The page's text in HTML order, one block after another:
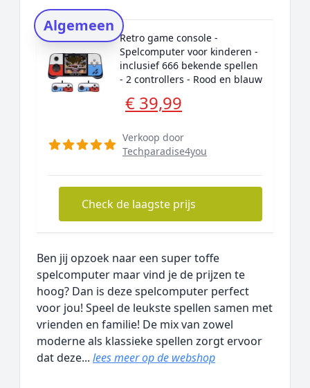
Alternatieven
Prijsniveaus
Algemeen
Retro game console -
Spelcomputer voor kinderen -
inclusief 666 bekende spellen
- 2 controllers - Rood en blauw
€ 39,99
Verkoop door
Techparadise4you
Check de laagste prijs
Ben jij opzoek naar een super toffe
spelcomputer maar vind je de prijzen te
hoog? Dan is deze spelcomputer perfect
voor jou! Speel de leukste spellen samen met
vrienden en familie! De mix van zowel
moderne als klassieke spellen zorgt ervoor
dat deze... lees meer op de webshop